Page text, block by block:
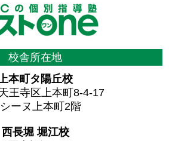
校舎所在地
上本町タ陽丘校
王寺区上本町8-4-17
ーヌ上本町2階
西長堀 堀江校